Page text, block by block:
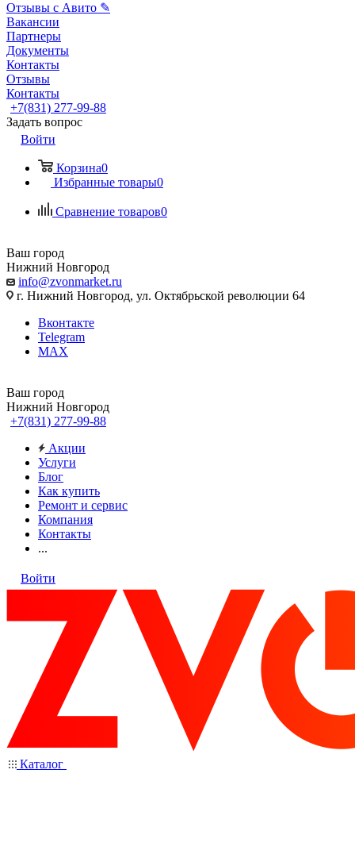
Отзывы с Авито ✎
Вакансии
Партнеры
Документы
Контакты
Отзывы
Контакты
+7(831) 277-99-88
Задать вопрос
Войти
Корзина0
Избранные товары0
Сравнение товаров0
Ваш город
Нижний Новгород
info@zvonmarket.ru
г. Нижний Новгород, ул. Октябрьской революции 64
Вконтакте
Telegram
MAX
Ваш город
Нижний Новгород
+7(831) 277-99-88
Акции
Услуги
Блог
Как купить
Ремонт и сервис
Компания
Контакты
...
Войти
Каталог